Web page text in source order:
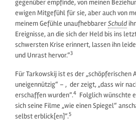
gegenüber empfinde, von meinen
ewigen Mitgefühl für sie, aber auch von
meinem Gefühle unaufhebbarerSchuld
Ereignisse, an die sich der Held bis ins
schwersten Krise erinnert, lassen ihn
und Unrast hervor.“3
Für Tarkowskij ist es der „schöpferischen
uneigennützig“ – , der zeigt, „dass wir
erschaffen wurden“.4 Folglich wünschte
sich seine Filme „wie einen Spiegel“
selbst erblick[en]“.5